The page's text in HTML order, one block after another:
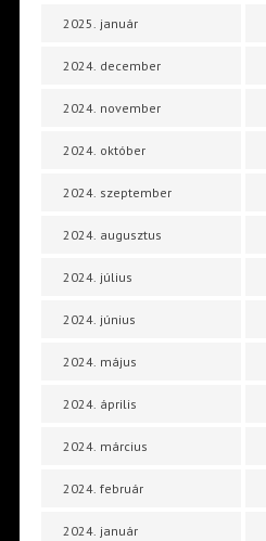
2025. január
2024. december
2024. november
2024. október
2024. szeptember
2024. augusztus
2024. július
2024. június
2024. május
2024. április
2024. március
2024. február
2024. január